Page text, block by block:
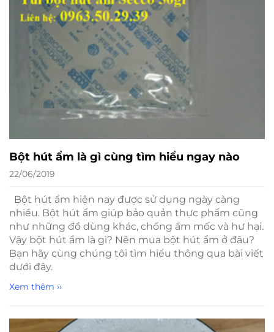
Bột hút ẩm là gì cùng tìm hiểu ngay nào
22/06/2019
Bột hút ẩm hiện nay được sử dụng ngày càng
nhiều. Bột hút ẩm giúp bảo quản thực phẩm cũng
như những đồ dùng khác, chống ẩm mốc và hư hại.
Vậy bột hút ẩm là gì? Nên mua bột hút ẩm ở đâu?
Bạn hãy cùng chúng tôi tìm hiểu thông qua bài viết
dưới đây.
Xem thêm ››